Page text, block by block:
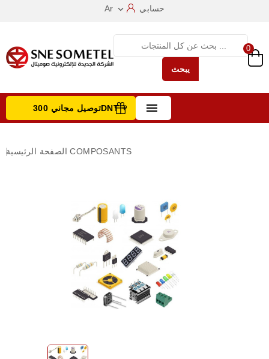
Ar  حسابي
يبحث
0
 توصيل مجاني 300DNT +
الصفحة الرئيسية COMPOSANTS